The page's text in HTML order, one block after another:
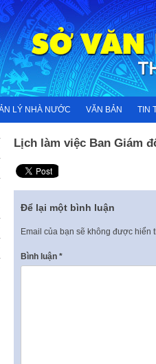
LÝ NHÀ NƯỚC VĂN BẢN TIN
Lịch làm việc Ban Giám
Để lại một bình luận
Email của bạn sẽ không được hiển
Bình luận *